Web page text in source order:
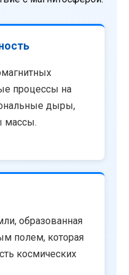
процессы на
дыры,
массы.
образованная
полем, которая
космических